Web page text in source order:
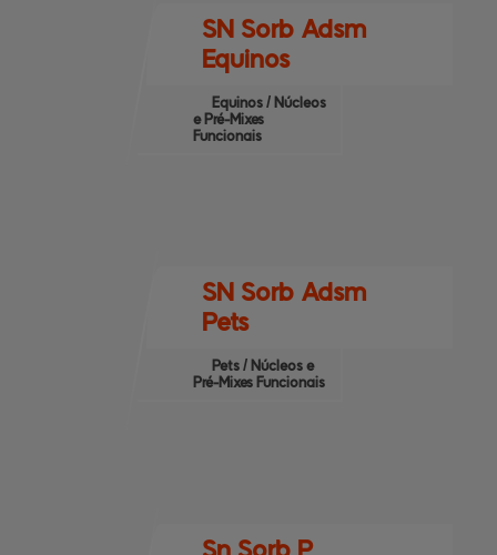
SN Sorb Adsm
Equinos
Equinos / Núcleos
e Pré-Mixes
Funcionais
SN Sorb Adsm
Pets
Pets / Núcleos e
Pré-Mixes Funcionais